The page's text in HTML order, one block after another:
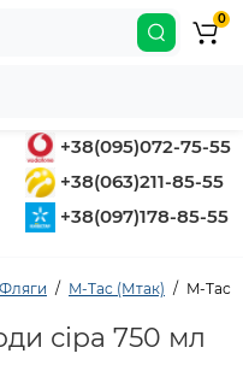
+38(095)072-75-55
+38(063)211-85-55
+38(097)178-85-55
0
Фляги M-Tac (Мтак) M-Tac
сіра 750 мл